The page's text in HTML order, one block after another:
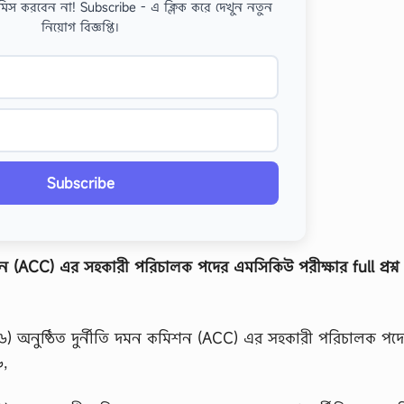
করবেন না! Subscribe - এ ক্লিক করে দেখুন নতুন
নিয়োগ বিজ্ঞপ্তি।
Subscribe
এর সহকারী পরিচালক পদের এমসিকিউ পরীক্ষার full প্রশ্ন
দুর্নীতি দমন কমিশন (ACC) এর সহকারী পরিচালক